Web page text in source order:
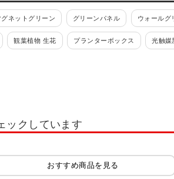
グネットグリーン グリーンパネル ウォールグ
観葉植物 生花 プランターボックス 光触媒
ックしています
おすすめ商品を見る